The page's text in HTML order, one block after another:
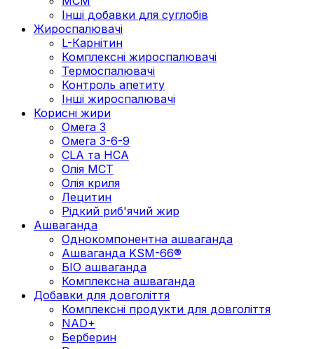
Інші добавки для суглобів
Жироспалювачі
L-Карнітин
Комплексні жироспалювачі
Термоспалювачі
Контроль апетиту
Інші жироспалювачі
Корисні жири
Омега 3
Омега 3-6-9
CLA та HCA
Олія МСТ
Олія криля
Лецитин
Рідкий риб'ячий жир
Ашваганда
Однокомпонентна ашваганда
Ашваганда KSM-66®
БІО ашваганда
Комплексна ашваганда
Добавки для довголіття
Комплексні продукти для довголіття
NAD+
Берберин